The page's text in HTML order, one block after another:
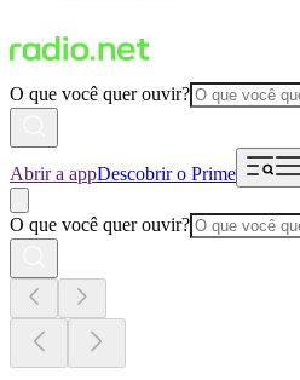
O que você quer ouvir?
Abrir a appDescobrir o Prime
O que você quer ouvir?